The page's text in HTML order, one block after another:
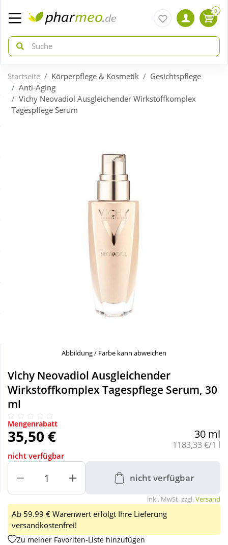
zurück
ÜBERSICHT AKTIONEN
zurück
ÜBERSICHT KATEGORIEN
Körperpflege & Kosmetik
Sanitätshaus
Sport & Fitness
Tierbedarf
0
Startseite Körperpflege & Kosmetik
Gesichtspflege
Anti-Aging
Vichy Neovadiol Ausgleichender Wirkstoffkomplex
Tagespflege Serum
Abbildung / Farbe kann abweichen
Vichy Neovadiol Ausgleichender
Wirkstoffkomplex Tagespflege Serum, 30
ml
Mengenrabatt
35,50 € 30 ml
Grundpreis:
1183,33 €/1 l
nicht verfügbar
nicht verfügbar
inkl. MwSt. zzgl.Versand
Ab 59.99 € Warenwert erfolgt Ihre Lieferung
versandkostenfrei!
Zu meiner Favoriten-Liste hinzufügen